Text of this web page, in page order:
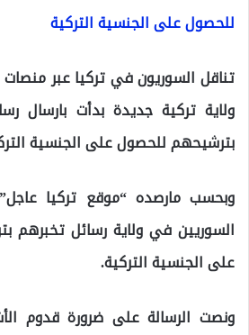
للحصول على الجنسية التركية
تناقل السوريون في تركيا عبر منصات
ولاية تركية جديدة بدأت بارسال
بترشيحهم للحصول على الجنسية
وبحسب مارصده “موقع تركيا
السوريين في ولاية رسائل تخبرهم
على الجنسية التركية.
ونصت الرسالة على ضرورة قدوم